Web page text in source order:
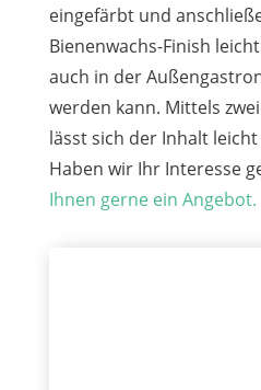
eingefärbt und
Bienenwachs-Finish
auch in der
werden kann. Mittels
lässt sich der Inhalt
Haben wir Ihr Interesse
Ihnen gerne ein Angebot.